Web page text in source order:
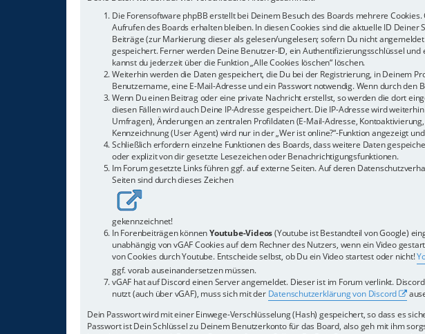
Die Forensoftware phpBB erstellt bei Deinem Besuch des Boards mehrere
Aufrufen des Boards erhalten bleiben. In diesen Cookies sind die aktuelle ID
Beiträge (zur Markierung dieser als gelesen/ungelesen; sofern Du nicht
gespeichert. Ferner werden Deine Benutzer-ID, ein Authentifizierungsschlüssel
kannst du jederzeit über die Funktion „Alle Cookies löschen“ löschen.
Weiterhin werden die Daten gespeichert, die Du bei der Registrierung, in Deinem
Benutzername, eine E-Mail-Adresse und ein Passwort notwendig. Wenn durch
Wenn Du einen Beitrag oder eine private Nachricht erstellst, so werden die dort
diesen Fällen wird auch Deine IP-Adresse gespeichert. Die IP-Adresse wird
Umfragen), Änderungen an zentralen Profildaten (E-Mail-Adresse,
Kennzeichnung (User Agent) wird nur in der „Wer ist online?“-Funktion angezeigt
Schließlich erfordern einzelne Funktionen des Boards, dass weitere Daten
oder explizit von dir gesetzte Lesezeichen oder Benachrichtigungsfunktionen.
Im Forum gesetzte Links führen ggf. auf externe Seiten. Auf deren
Seiten sind durch dieses Zeichen
gekennzeichnet!
In Forenbeiträgen könnenYoutube-Videos(Youtube ist Bestandteil von Google)
unabhängig von vGAF Cookies auf dem Rechner des Nutzers, wenn ein Video
von Cookies durch Youtube. Entscheide selbst, ob Du ein Video startest oder nicht!
ggf. vorab auseinandersetzen müssen.
vGAF hat auf Discord einen Server angemeldet. Dieser ist im Forum verlinkt.
nutzt (auch über vGAF), muss sich mit der Datenschutzerklärung von Discord
Dein Passwort wird mit einer Einwege-Verschlüsselung (Hash) gespeichert, so dass es
Passwort ist Dein Schlüssel zu Deinem Benutzerkonto für das Board, also geh mit ihm